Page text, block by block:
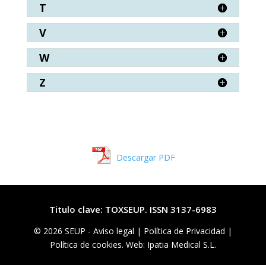
T
V
W
Z
Descargar PDF
Titulo clave: TOXSEUP. ISSN 3137-6983
© 2026 SEUP - Aviso legal | Política de Privacidad |
Política de cookies. Web: Ipatia Medical S.L.